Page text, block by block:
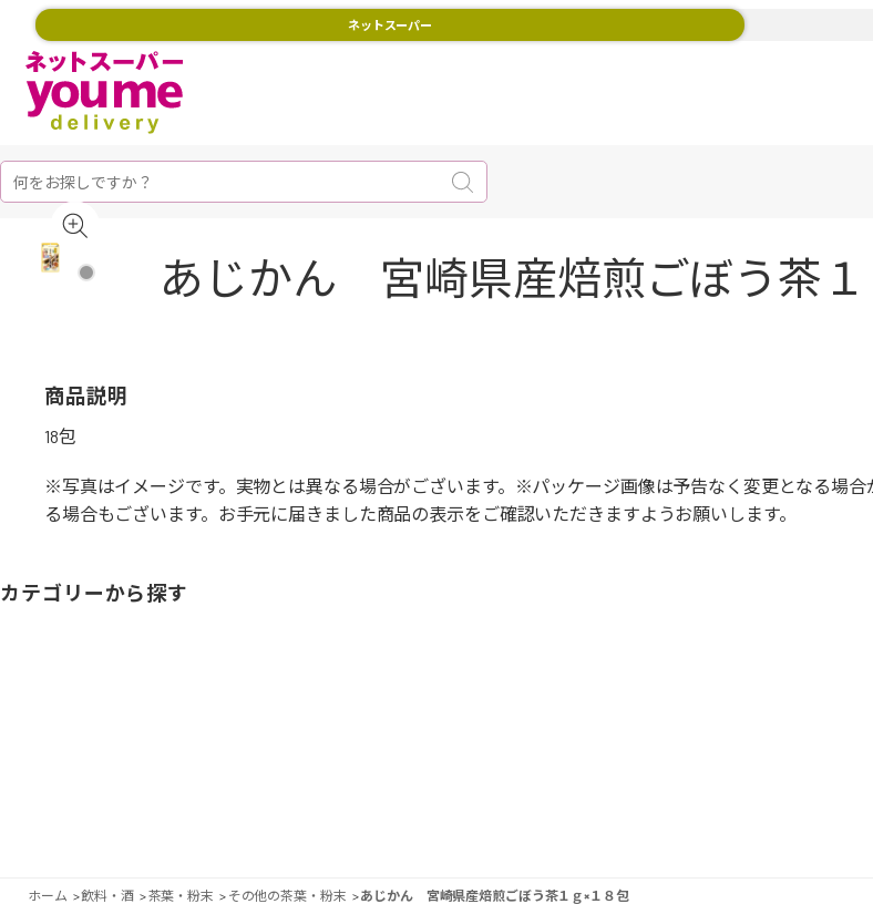
ネットスーパー
あじかん 宮崎県産焙煎ごぼう茶１
商品説明
18包
※写真はイメージです。実物とは異なる場合がございます。※パッケージ画像は予告なく変更となる場
る場合もございます。お手元に届きました商品の表示をご確認いただきますようお願いします。
カテゴリーから探す
ホーム >飲料・酒 >茶葉・粉末 > その他の茶葉・粉末 >あじかん 宮崎県産焙煎ごぼう茶１ｇ×１８包